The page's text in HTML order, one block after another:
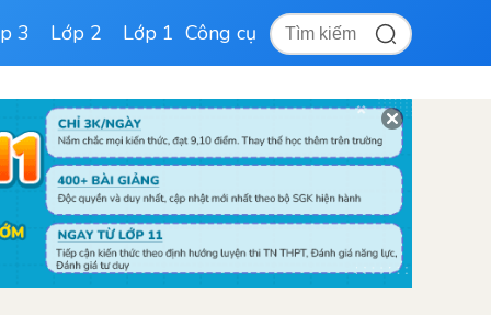
3 Lớp 2 Lớp 1 Công cụ